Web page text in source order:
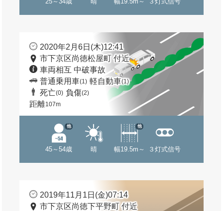
2020年2月6日(木)12:41
市下京区尚徳松屋町 付近
車両相互 中破事故
普通乗用車(1) 軽自動車(1)
死亡(0) 負傷(2)
距離107m
45～54歳
他
晴 幅19.5m～
他
３灯式信号
2019年11月1日(金)07:14
市下京区尚徳下平野町 付近